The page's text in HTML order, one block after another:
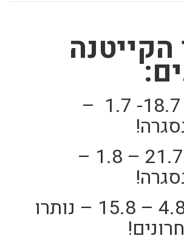
הקייטנה
מחזור א' | 18.7- 1.7 –
מחזור ב' | 21.7 – 1.8 –
מחזור ג' | 4.8 – 15.8 – נותרו